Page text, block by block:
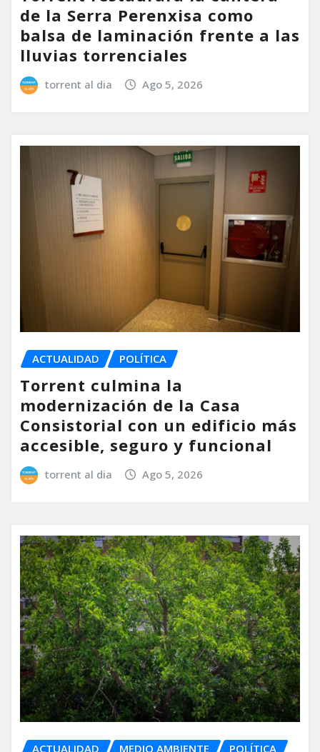
de la Serra Perenxisa como
balsa de laminación frente a las
lluvias torrenciales
torrent al dia Ago 5, 2026
ACTUALIDAD POLÍTICA
Torrent culmina la
modernización de la Casa
Consistorial con un edificio más
accesible, seguro y funcional
torrent al dia Ago 5, 2026
ACTUALIDAD MEDIO AMBIENTE POLÍTICA